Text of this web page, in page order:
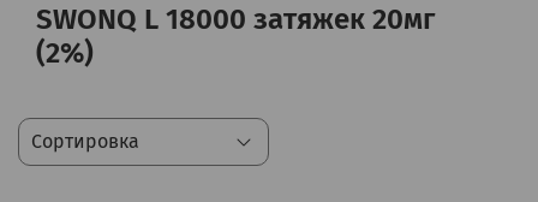
SWONQ L 18000 затяжек 20мг
(2%)